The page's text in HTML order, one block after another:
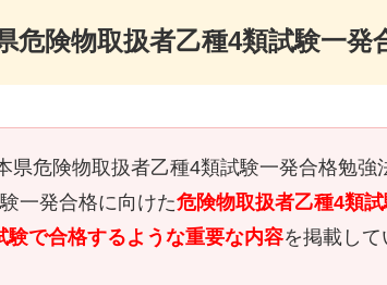
険物取扱者乙種4類試験一発
県危険物取扱者乙種4類試験一発合格勉強
一発合格に向けた危険物取扱者乙種4類
験で合格するような重要な内容を掲載し